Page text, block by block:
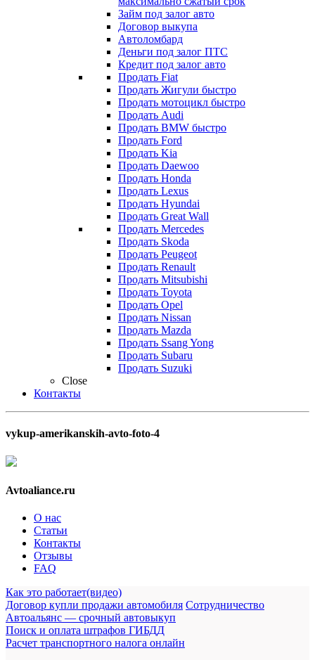
Займ под залог авто
Договор выкупа
Автоломбард
Деньги под залог ПТС
Кредит под залог авто
Продать Fiat
Продать Жигули быстро
Продать мотоцикл быстро
Продать Audi
Продать BMW быстро
Продать Ford
Продать Kia
Продать Daewoo
Продать Honda
Продать Lexus
Продать Hyundai
Продать Great Wall
Продать Mercedes
Продать Skoda
Продать Peugeot
Продать Renault
Продать Mitsubishi
Продать Toyota
Продать Opel
Продать Nissan
Продать Mazda
Продать Ssang Yong
Продать Subaru
Продать Suzuki
Close
Контакты
vykup-amerikanskih-avto-foto-4
Avtoaliance.ru
О нас
Статьи
Контакты
Отзывы
FAQ
Как это работает(видео)
Договор купли продажи автомобиля Сотрудничество
Автоальянс — срочный автовыкуп
Поиск и оплата штрафов ГИБДД
Расчет транспортного налога онлайн